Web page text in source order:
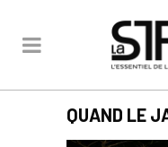
QUAND LE